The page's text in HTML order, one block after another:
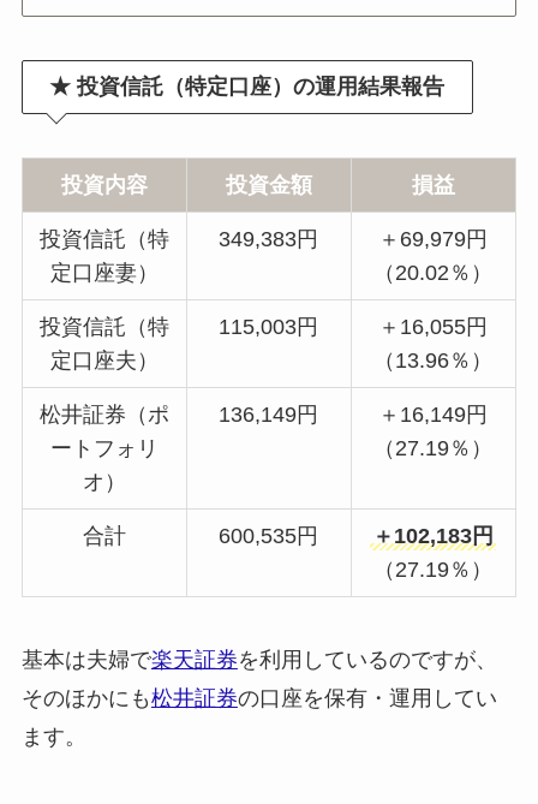
★ 投資信託（特定口座）の運用結果報告
投資内容 投資金額 損益
投資信託（特
定口座妻）
349,383円
＋69,979円
（20.02％）
投資信託（特
定口座夫）
115,003円
＋16,055円
（13.96％）
松井証券（ポ
ートフォリ
オ）
136,149円
＋16,149円
（27.19％）
合計 600,535円
＋102,183円
（27.19％）
基本は夫婦で楽天証券を利用しているのですが、
そのほかにも松井証券の口座を保有・運用してい
ます。